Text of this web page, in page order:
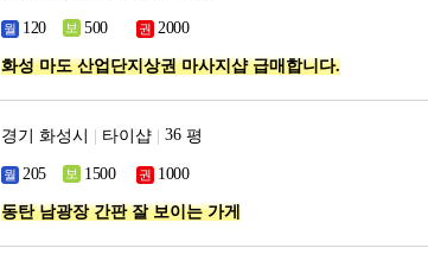
화성 마도 산업단지상권 마사지샵 급매합니다.
경기 화성시 타이샵 평
동탄 남광장 간판 잘 보이는 가게